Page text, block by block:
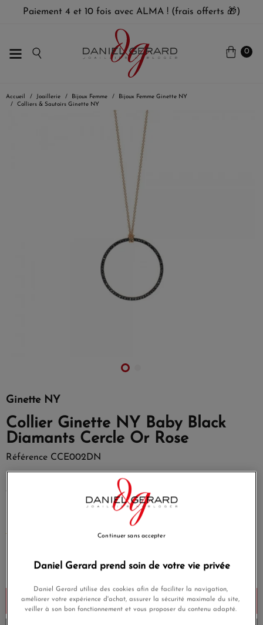
Paiement 4 et 10 fois avec ALMA ! (frais offerts 🎁)
0
Accueil Joaillerie Bijoux Femme
Bijoux Femme Ginette NY
Colliers & Sautoirs Ginette NY
Ginette NY
Collier Ginette NY Baby Black
Diamants Cercle Or Rose
Référence CCE002DN
Nouveau collier Ginette NY Circle Baby diamants noirs sur
or rose.
Nos icônes pavées de diamants noirs. Précieux et riches.
Comme une gourmandise de caviar.
1 350,00 €
Payez seulement 135 € aujourd'hui
Ajouter au panier
Daniel Gerard prend soin de votre vie privée
Daniel Gerard utilise des cookies afin de faciliter la navigation,
améliorer votre expérience d'achat, assurer la sécurité maximale du site,
veiller à son bon fonctionnement et vous proposer du contenu adapté.
Continuer sans accepter